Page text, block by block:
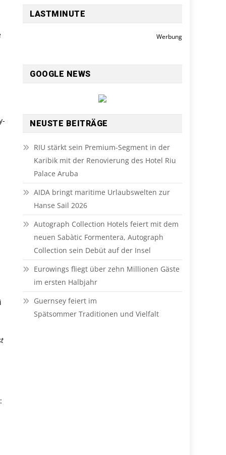
LASTMINUTE
Werbung
GOOGLE NEWS
NEUSTE BEITRÄGE
RIU stärkt sein Premium-Segment in der
Karibik mit der Renovierung des Hotel Riu
Palace Aruba
AIDA bringt maritime Urlaubswelten zur
Hanse Sail 2026
Autograph Collection Hotels feiert mit dem
neuen Sabàtic Formentera, Autograph
Collection sein Debüt auf der Insel
Eurowings fliegt über zehn Millionen Gäste
im ersten Halbjahr
Guernsey feiert im
Spätsommer Traditionen und Vielfalt